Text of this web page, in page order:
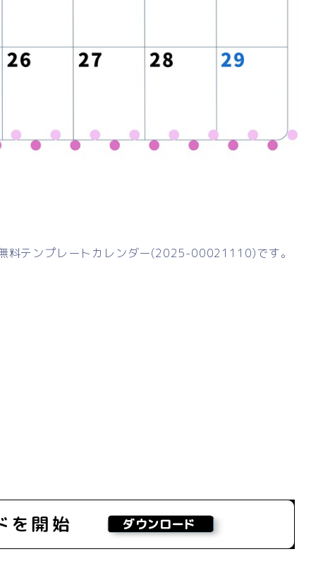
料テンプレートカレンダー(2025-00021110)です。